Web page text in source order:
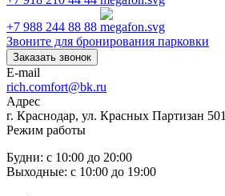
+7 988 244 88 88
Звоните для бронирования парковки
Заказать звонок
E-mail
rich.comfort@bk.ru
Адрес
г. Краснодар, ул. Красных Партизан 501
Режим работы
Будни: с 10:00 до 20:00
Выходные: с 10:00 до 19:00